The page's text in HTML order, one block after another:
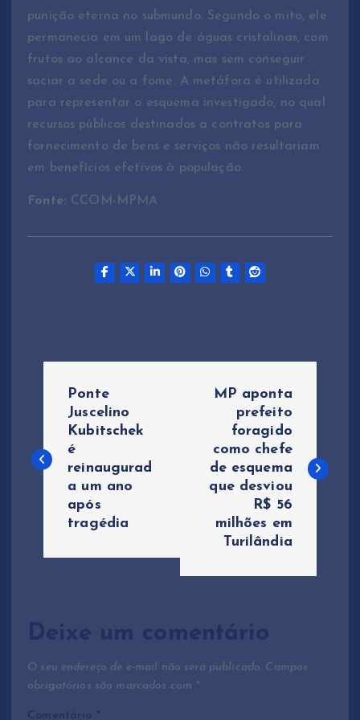
punição eterna no submundo. Segundo o mito, ele
permanecia em um lago de águas cristalinas, com
frutos ao alcance da vista, mas sem conseguir
saciar a sede ou a fome. A metáfora é utilizada
para representar o esquema investigado, no qual
recursos públicos destinados a contratos para
fornecimento de bens e serviços não resultariam
em benefícios efetivos à população.
Fonte: CCOM-MPMA
v
ç
ã
o
Ponte
Juscelino
Kubitschek
é
reinaugurad
a um ano
após
tragédia
MP aponta
prefeito
foragido
como chefe
de esquema
que desviou
R$ 56
milhões em
Turilândia
Deixe um comentário
O seu endereço de e-mail não será publicado. Campos
obrigatórios são marcados com *
Comentário *